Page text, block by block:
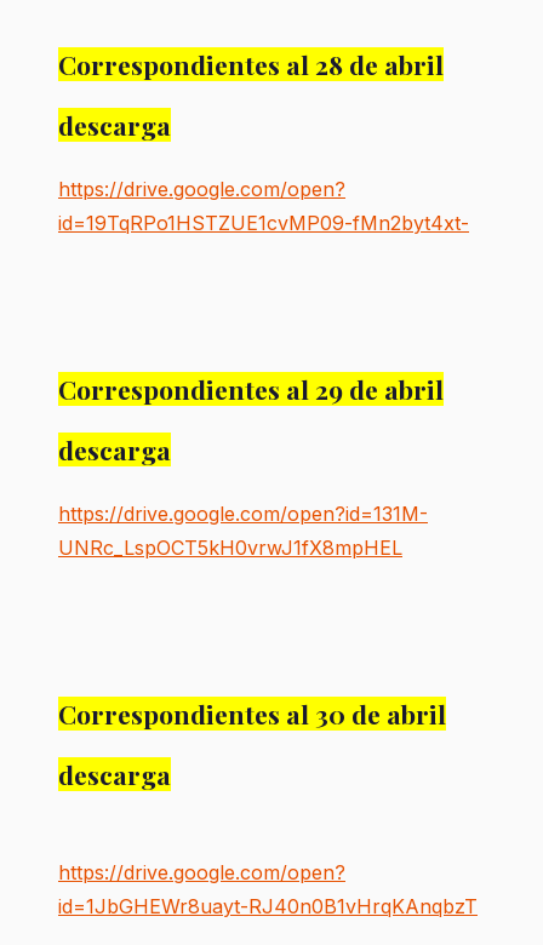
Correspondientes al 28 de abril
descarga
https://drive.google.com/open?
id=19TqRPo1HSTZUE1cvMP09-fMn2byt4xt-
Correspondientes al 29 de abril
descarga
https://drive.google.com/open?id=131M-
UNRc_LspOCT5kH0vrwJ1fX8mpHEL
Correspondientes al 30 de abril
descarga
https://drive.google.com/open?
id=1JbGHEWr8uayt-RJ40n0B1vHrqKAnqbzT